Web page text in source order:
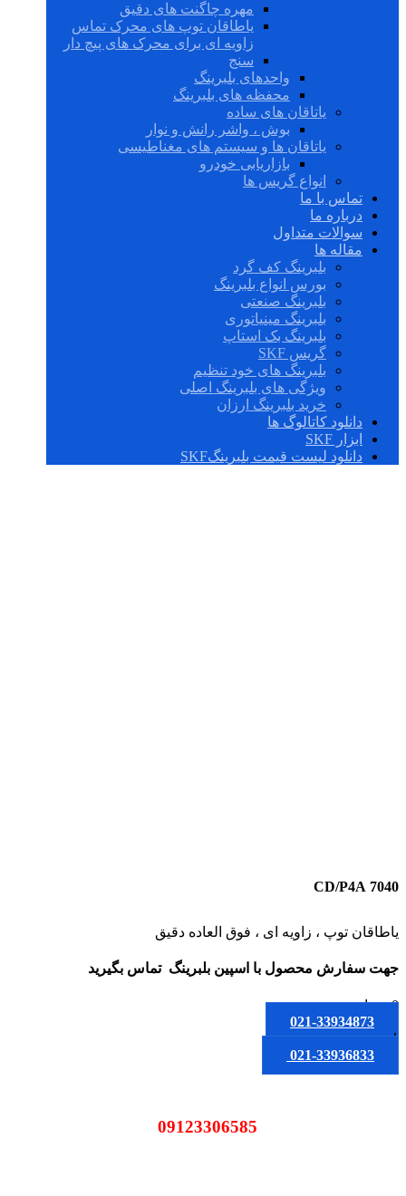
مهره چاگنت های دقیق
یاطاقان توپ های محرک تماس
زاویه ای برای محرک های پیچ دار
سنج
واحدهای بلبرینگ
محفظه های بلبرینگ
یاتاقان های ساده
بوش ، واشر رانش و نوار
یاتاقان ها و سیستم های مغناطیسی
بازاریابی خودرو
انواع گریس ها
تماس با ما
درباره ما
سوالات متداول
مقاله ها
بلبرینگ کف گرد
بورس انواع بلبرینگ
بلبرینگ صنعتی
بلبرینگ مینیاتوری
بلبرینگ بک استاپ
گریس SKF
بلبرینگ های خود تنظیم
ویژگی های بلبرینگ اصلی
خرید بلبرینگ ارزان
دانلود کاتالوگ ها
ابزار SKF
دانلود لیست قیمت بلبرینگSKF
7040 CD/P4A
یاطاقان توپ ، زاویه ای ، فوق العاده دقیق
جهت سفارش محصول با اسپین بلبرینگ تماس بگیرید
0 تومان
021-33934873
یا
021-33936833